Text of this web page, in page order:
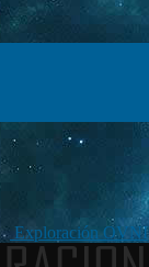
Exploración OVNI